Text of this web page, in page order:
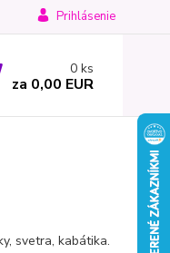
Prihlásenie
0 ks
za 0,00 EUR
svetra, kabátika.